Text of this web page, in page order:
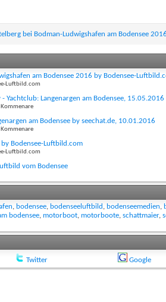
bei Bodman-Ludwigshafen am Bodensee
am Bodensee 2016 by Bodensee-
Luftbild.com
Yachtclub: Langenargen am Bodensee, 15.05.2016
Kommenare
am Bodensee by seechat.de, 10.01.2016
Kommenare
Bodensee-Luftbild.com
Luftbild.com
vom Bodensee
, bodensee, bodenseeluftbild , bodenseemedien,
bodensee, motorboot, motorboote, schattmaier,
Twitter Google